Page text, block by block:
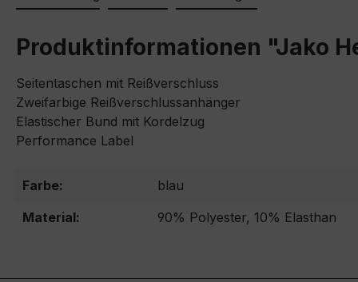
Produktinformationen "Jako
Seitentaschen mit Reißverschluss
Zweifarbige Reißverschlussanhänger
Elastischer Bund mit Kordelzug
Performance Label
Farbe:
blau
Material:
90% Polyester, 10% Elasthan